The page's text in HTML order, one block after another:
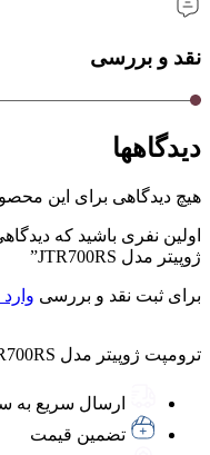
نقد و بررسی
دیدگاهها
هیچ دیدگاهی برای این
اولین نفری باشید که
ژوپیتر مدل JTR700RS”
برای ثبت نقد و بررسی
ترومپت ژوپیتر مدل JTR700RS
ارسال سریع به
تضمین قیمت